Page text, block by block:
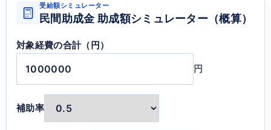
受給額シミュレーター
民間助成金 助成額シミュレーター（概算）
対象経費の合計（円）
円
補助率